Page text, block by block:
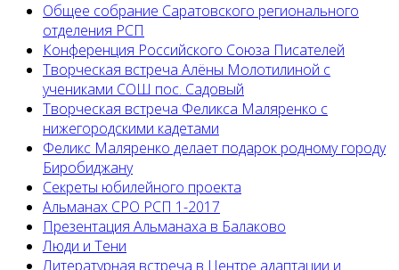
Общее собрание Саратовского регионального
отделения РСП
Конференция Российского Союза Писателей
Творческая встреча Алёны Молотилиной с
учениками СОШ пос. Садовый
Творческая встреча Феликса Маляренко с
нижегородскими кадетами
Феликс Маляренко делает подарок родному городу
Биробиджану
Секреты юбилейного проекта
Альманах СРО РСП 1-2017
Презентация Альманаха в Балаково
Люди и Тени
Литературная встреча в Центре адаптации и